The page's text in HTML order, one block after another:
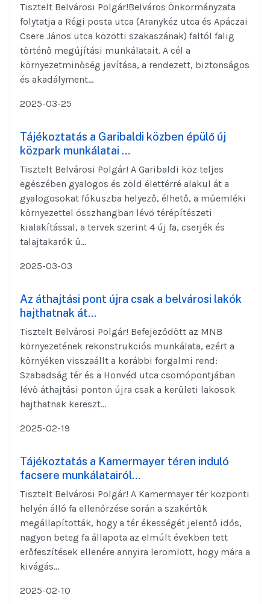
Tisztelt Belvárosi Polgár!Belváros Önkormányzata
folytatja a Régi posta utca (Aranykéz utca és Apáczai
Csere János utca közötti szakaszának) faltól falig
történő megújítási munkálatait. A cél a
környezetminőség javítása, a rendezett, biztonságos
és akadályment...
2025-03-25
Tájékoztatás a Garibaldi közben épülő új
közpark munkálatai …
Tisztelt Belvárosi Polgár! A Garibaldi köz teljes
egészében gyalogos és zöld élettérré alakul át a
gyalogosokat fókuszba helyező, élhető, a műemléki
környezettel összhangban lévő térépítészeti
kialakítással, a tervek szerint 4 új fa, cserjék és
talajtakarók ü...
2025-03-03
Az áthajtási pont újra csak a belvárosi lakók
hajthatnak át…
Tisztelt Belvárosi Polgár! Befejeződött az MNB
környezetének rekonstrukciós munkálata, ezért a
környéken visszaállt a korábbi forgalmi rend:
Szabadság tér és a Honvéd utca csomópontjában
lévő áthajtási ponton újra csak a kerületi lakosok
hajthatnak kereszt...
2025-02-19
Tájékoztatás a Kamermayer téren induló
facsere munkálatairól…
Tisztelt Belvárosi Polgár! A Kamermayer tér központi
helyén álló fa ellenőrzése során a szakértők
megállapították, hogy a tér ékességét jelentő idős,
nagyon beteg fa állapota az elmúlt években tett
erőfeszítések ellenére annyira leromlott, hogy mára a
kivágás...
2025-02-10